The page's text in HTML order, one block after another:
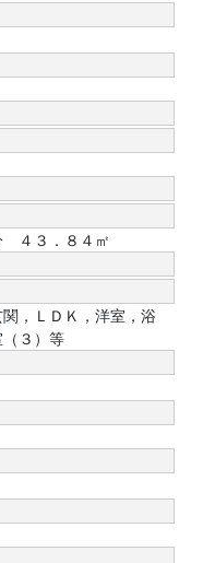
４３．８４㎡
，ＬＤＫ，洋室，浴
３）等